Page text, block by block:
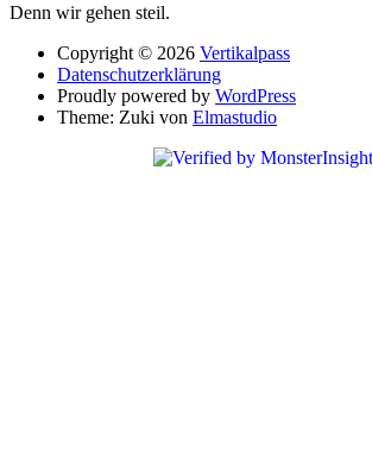
Denn wir gehen steil.
Copyright © 2026 Vertikalpass
Datenschutzerklärung
Proudly powered by WordPress
Theme: Zuki von Elmastudio